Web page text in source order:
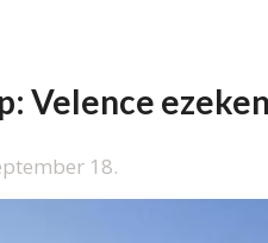
Velence
18.